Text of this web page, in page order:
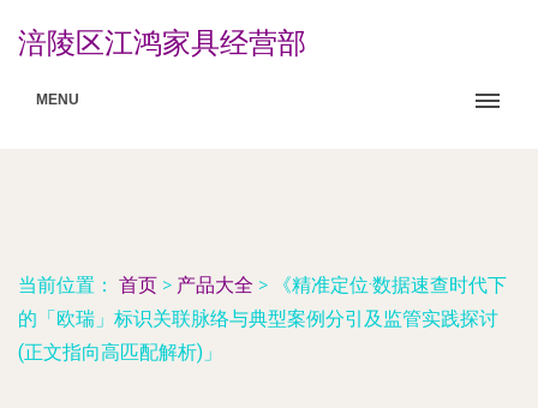
涪陵区江鸿家具经营部
MENU
当前位置： 首页 > 产品大全 >
《精准定位·数据速查时代下
的「欧瑞」标识关联脉络与典型案例分引及监管实践探讨
(正文指向高匹配解析)」